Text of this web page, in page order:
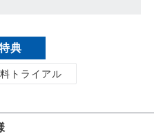
典
トライアル